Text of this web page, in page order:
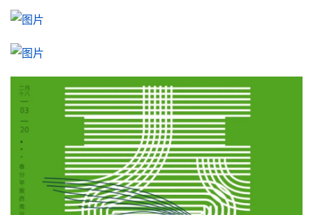
首
页
资
讯
平
面